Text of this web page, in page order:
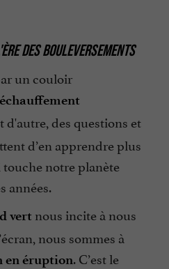
DES BOULEVERSEMENTS
un couloir
d'autre, des questions et
d’en apprendre plus
notre planète
années.
vert nous incite à nous
nous sommes à
en éruption. C’est le